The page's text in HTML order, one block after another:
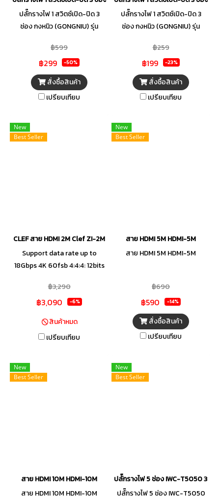
ปลั๊กรางไฟ 1 สวิตซ์เปิด-ปิด 3
ช่อง กงหนิว (GONGNIU) รุ่น
฿599
฿299 -50%
สั่งซื้อสินค้า
เปรียบเทียบ
ปลั๊กรางไฟ 1 สวิตซ์เปิด-ปิด 3
ช่อง กงหนิว (GONGNIU) รุ่น
฿259
฿199 -23%
สั่งซื้อสินค้า
เปรียบเทียบ
New
Best Seller
CLEF สาย HDMI 2M Clef ZI-2M
Support data rate up to
18Gbps 4K 60fsb 4:4:4: 12bits
equalizer, linear output
driver,voltage regulator,
Production test system
ensures 18 Gbps Performance
รองรับอัตราข้อมูลสูงสุดถึง 18
gbps (6 bps ต่อช่อง tmds)
8000 ทดสอบการผลิต sytem
฿3,290
฿3,090 -6%
สินค้าหมด
เปรียบเทียบ
New
Best Seller
สาย HDMI 5M HDMI-5M
สาย HDMI 5M HDMI-5M
฿690
฿590 -14%
สั่งซื้อสินค้า
เปรียบเทียบ
New
Best Seller
สาย HDMI 10M HDMI-10M
สาย HDMI 10M HDMI-10M
New
Best Seller
ปลั๊กรางไฟ 5 ช่อง IWC-T5050 3M
ปลั๊กรางไฟ 5 ช่อง IWC-T5050